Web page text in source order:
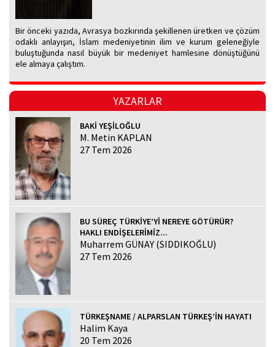
Bir önceki yazıda, Avrasya bozkırında şekillenen üretken ve çözüm
odaklı anlayışın, İslam medeniyetinin ilim ve kurum geleneğiyle
buluştuğunda nasıl büyük bir medeniyet hamlesine dönüştüğünü
ele almaya çalıştım.
YAZARLAR
BAKİ YEŞİLOĞLU
M. Metin KAPLAN
27 Tem 2026
BU SÜREÇ TÜRKİYE’Yİ NEREYE GÖTÜRÜR?
HAKLI ENDİŞELERİMİZ...
Muharrem GÜNAY (SIDDIKOĞLU)
27 Tem 2026
TÜRKEŞNAME / ALPARSLAN TÜRKEŞ’İN HAYATI
Halim Kaya
20 Tem 2026